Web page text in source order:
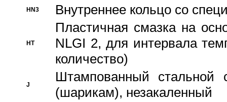
HN3 Внутреннее кольцо со
HT
Пластичная смазка на
NLGI 2, для интервала
количество)
J
Штампованный стальной
(шарикам), незакаленный